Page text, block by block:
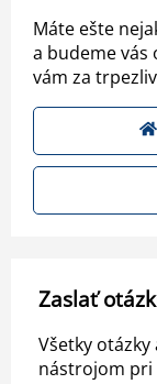
Máte ešte
a budeme
vám za
Zaslať
Všetky
nástrojom pri